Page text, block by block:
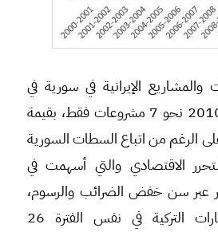
والمشاريع الإيرانية في سورية في
الفترة بين 2006 – 2010 نحو 7 مشروعات فقط، بقيمة
على الرغم من اتباع السطات السورية
الاقتصادي والتي أسهمت في
عبر سن خفض الضرائب والرسوم،
بينما بلغت الاستثمارات التركية في نفس الفترة 26